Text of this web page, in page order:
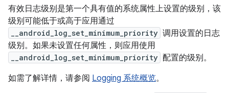
有效日志级别是第一个具有值的系统属性上设置的级别，该
级别可能低于或高于应用通过
__android_log_set_minimum_priority 调用设置的日志
级别。如果未设置任何属性，则应用使用
__android_log_set_minimum_priority 配置的级别。
如需了解详情，请参阅 Logging 系统概览。